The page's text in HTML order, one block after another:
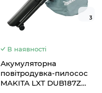
3
В наявності
Акумуляторна
повітродувка-пилосос
MAKITA LXT DUB187Z